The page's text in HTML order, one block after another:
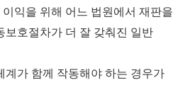
익을 위해 어느 법원에서 재판을
호절차가 더 잘 갖춰진 일반
가 함께 작동해야 하는 경우가